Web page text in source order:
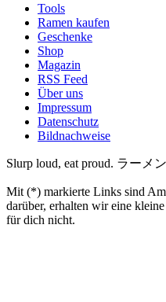
Tools
Ramen kaufen
Geschenke
Shop
Magazin
RSS Feed
Über uns
Impressum
Datenschutz
Bildnachweise
Slurp loud, eat proud. ラーメン
Mit (*) markierte Links sind
darüber, erhalten wir eine
für dich nicht.